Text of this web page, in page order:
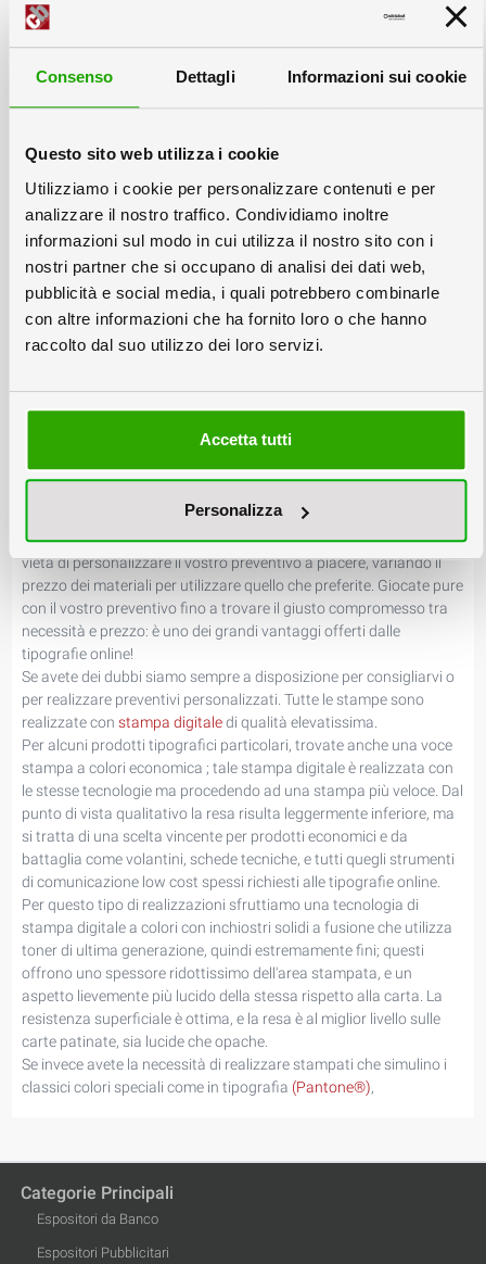
Consenso Dettagli Informazioni sui cookie
Questo sito web utilizza i cookie
Utilizziamo i cookie per personalizzare contenuti e per
analizzare il nostro traffico. Condividiamo inoltre
informazioni sul modo in cui utilizza il nostro sito con i
nostri partner che si occupano di analisi dei dati web,
pubblicità e social media, i quali potrebbero combinarle
con altre informazioni che ha fornito loro o che hanno
raccolto dal suo utilizzo dei loro servizi.
Accetta tutti
Personalizza
costi eccessivi?
rapidamente i preventivi per le vostre esigenze tipografiche,
consentendovi un notevole risparmio rispetto a soluzioni più
di avere tempi rapidi e certi per l’esecuzione dei vostri stampati.
Come ordinare gli stampati online?
In questa sezione del sito trovate tutte le soluzioni per ordinare
online i tipici prodotti da tipografia.
Nelle varie sottocategorie della tipografia on line trovate soluzioni
pronte ma configurabili a piacere per la realizzazione di biglietti
visita, stampati, pieghevoli, volantini, locandine, adesivi o
vetrofanie, nonchè per la stampa di buste.
carte e cartoncini e di finiture come plastificazione, cordonatura,
foratura, piega, e molte altre.
evidenziati i formati e i tipi di carta proposti e selezionati da
Colorby per il loro superiore rapporto qualità-prezzo, ma nulla
vieta di personalizzare il vostro preventivo a piacere, variando il
prezzo dei materiali per utilizzare quello che preferite. Giocate pure
con il vostro preventivo fino a trovare il giusto compromesso tra
necessità e prezzo: è uno dei grandi vantaggi offerti dalle
tipografie online!
Se avete dei dubbi siamo sempre a disposizione per consigliarvi o
per realizzare preventivi personalizzati. Tutte le stampe sono
realizzate con stampa digitaledi qualità elevatissima.
Per alcuni prodotti tipografici particolari, trovate anche una voce
stampa a colori economica ; tale stampa digitale è realizzata con
le stesse tecnologie ma procedendo ad una stampa più veloce. Dal
punto di vista qualitativo la resa risulta leggermente inferiore, ma
si tratta di una scelta vincente per prodotti economici e da
battaglia come volantini, schede tecniche, e tutti quegli strumenti
di comunicazione low cost spessi richiesti alle tipografie online.
Per questo tipo di realizzazioni sfruttiamo una tecnologia di
stampa digitale a colori con inchiostri solidi a fusione che utilizza
toner di ultima generazione, quindi estremamente fini; questi
offrono uno spessore ridottissimo dell'area stampata, e un
aspetto lievemente più lucido della stessa rispetto alla carta. La
resistenza superficiale è ottima, e la resa è al miglior livello sulle
carte patinate, sia lucide che opache.
Se invece avete la necessità di realizzare stampati che simulino i
classici colori speciali come in tipografia (Pantone®),
Categorie Principali
Espositori da Banco
Espositori Pubblicitari